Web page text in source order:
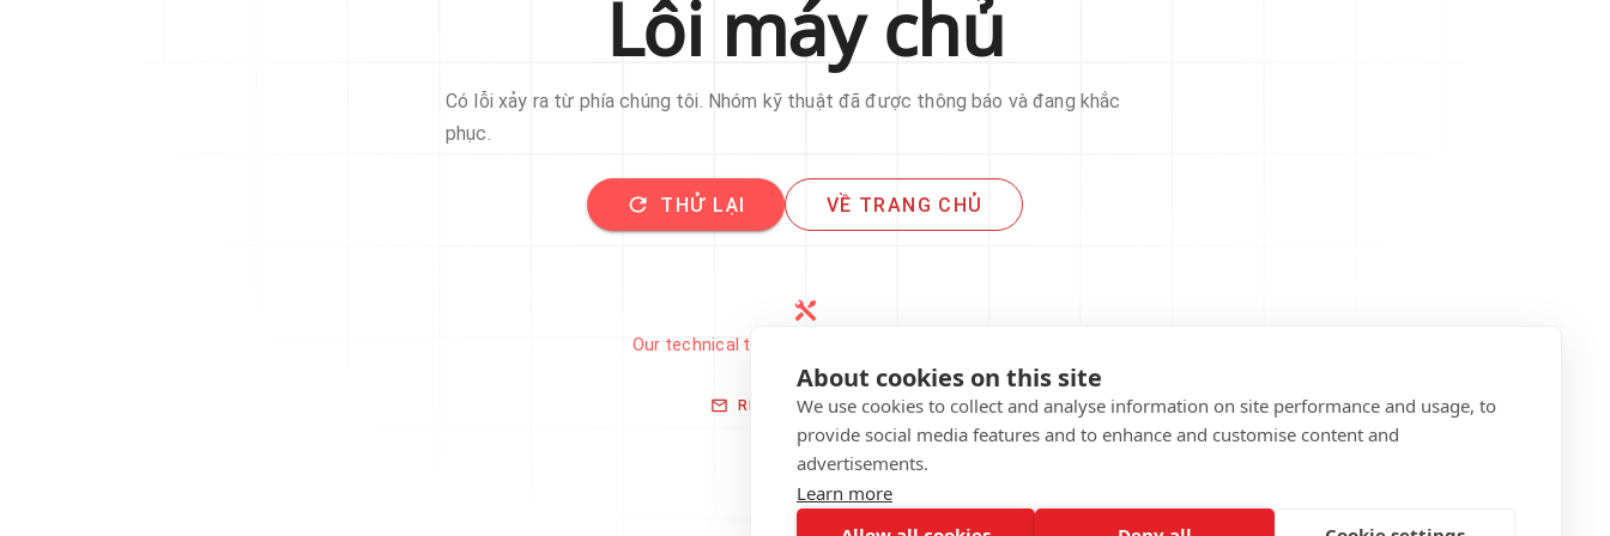
About cookies on this site
We use cookies to collect and analyse information on site performance and usage, to
provide social media features and to enhance and customise content and
advertisements.
Learn more
Lỗi máy chủ
Có lỗi xảy ra từ phía chúng tôi. Nhóm kỹ thuật đã được thông báo và đang khắc
phục.
THỬ LẠI VỀ TRANG CHỦ
Our technical team has been automatically
notified.
REPORT THIS ISSUE